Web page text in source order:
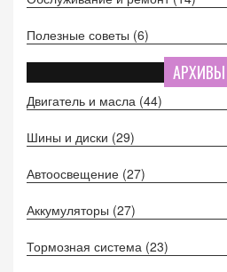
Полезные советы (6)
АРХИВЫ
Двигатель и масла (44)
Шины и диски (29)
Автоосвещение (27)
Аккумуляторы (27)
Тормозная система (23)